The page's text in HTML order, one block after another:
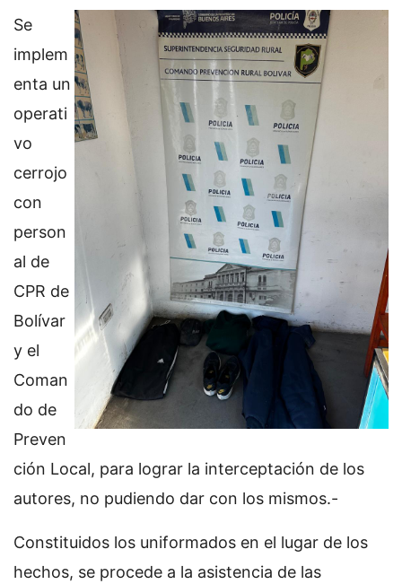
Se
implem
enta un
operati
vo
cerrojo
con
person
al de
CPR de
Bolívar
y el
Coman
do de
Preven
ción Local, para lograr la interceptación de los
autores, no pudiendo dar con los mismos.-
Constituidos los uniformados en el lugar de los
hechos, se procede a la asistencia de las